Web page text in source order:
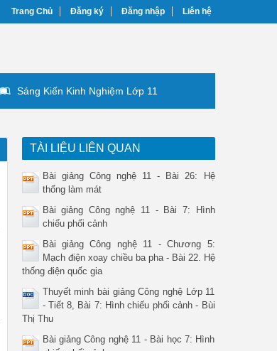
Trang Chủ Đăng ký Đăng nhập Liên hệ
Sáng Kiến Kinh Nghiệm Lớp 11
TÀI LIỆU LIÊN QUAN
Bài giảng Công nghệ 11 - Bài 26: Hệ
thống làm mát
Bài giảng Công nghệ 11 - Bài 7: Hình
chiếu phối cảnh
Bài giảng Công nghệ 11 - Chương 5:
Mạch điện xoay chiều ba pha - Bài 22. Hệ
thống điện quốc gia
Thuyết minh bài giảng Công nghệ Lớp 11
- Tiết 8, Bài 7: Hình chiếu phối cảnh - Bùi
Thị Thu
Bài giảng Công nghệ 11 - Bài học 7: Hình